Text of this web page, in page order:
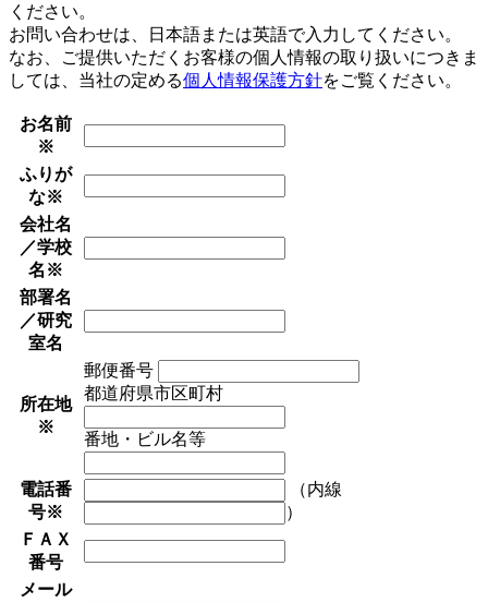
ください。
お問い合わせは、日本語または英語で入力してください。
なお、ご提供いただくお客様の個人情報の取り扱いにつきま
しては、当社の定める個人情報保護方針をご覧ください。
お名前
※
ふりが
な※
会社名
／学校
名 ※
部署名
／研究
室名
所在地
※
郵便番号
都道府県市区町村
番地・ビル名等
電話番
号※
（内線
）
ＦＡＸ
番号
メール